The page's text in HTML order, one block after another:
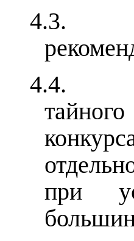
4.3.
4.4.
при